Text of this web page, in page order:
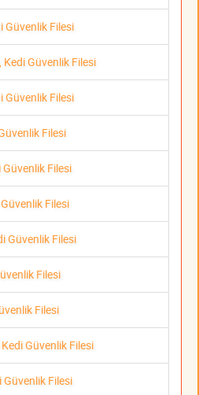
Güvenlik Filesi
Güvenlik Filesi
Güvenlik Filesi
Filesi
Filesi
Filesi
Güvenlik Filesi
Filesi
Filesi
Güvenlik Filesi
Güvenlik Filesi